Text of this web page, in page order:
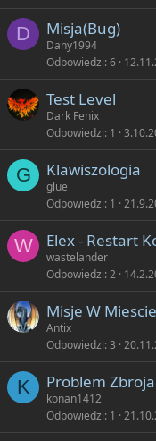
D Misja(Bug)
Dany1994
Odpowiedzi 6
Test Level
Dark Fenix
Odpowiedzi 1
G Klawiszologia
glue
Odpowiedzi 1
W Elex - Restart
wastelander
Odpowiedzi 2
Misje W
Antix
Odpowiedzi 3
K Problem
konan1412
Odpowiedzi 1